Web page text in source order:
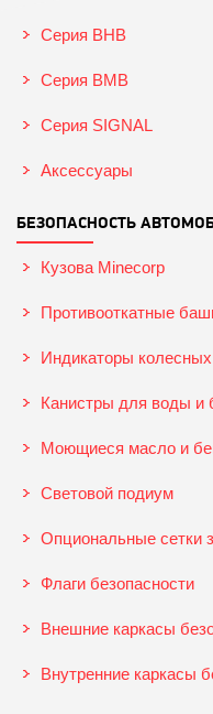
Серия BHB
Серия BMB
Серия SIGNAL
Аксессуары
БЕЗОПАСНОСТЬ
Кузова Minecorp
Противооткатные
Индикаторы колесных
Канистры для воды и
Моющиеся масло и
Световой подиум
Опциональные сетки
Флаги безопасности
Внутренние каркасы